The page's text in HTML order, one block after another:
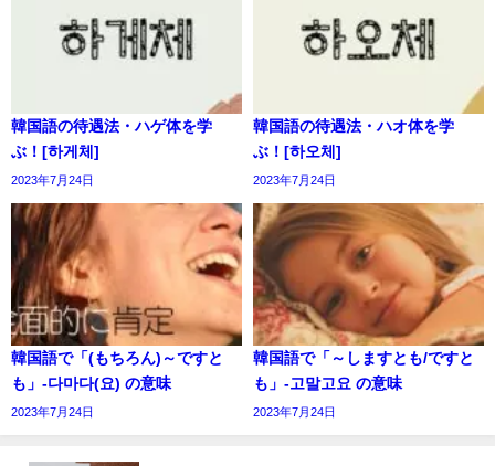
韓国語の待遇法・ハゲ体を学
ぶ！[하게체]
2023年7月24日
韓国語の待遇法・ハオ体を学
ぶ！[하오체]
2023年7月24日
韓国語で「(もちろん)～ですと
も」-다마다(요) の意味
2023年7月24日
韓国語で「～しますとも/ですと
も」-고말고요 の意味
2023年7月24日